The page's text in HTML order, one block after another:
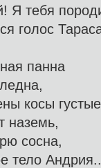
Я тебя
голос
панна
косы
наземь,
сосна,
тело